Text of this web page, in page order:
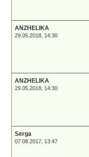
ANZHELIKA
29.05.2018, 14:30
ANZHELIKA
29.05.2018, 14:30
Serga
07.08.2017, 13:47